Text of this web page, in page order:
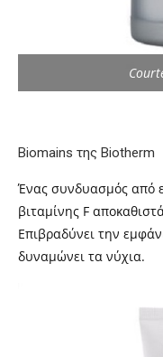
Biomains της Biotherm
Ένας συνδυασμός από
βιταμίνης F
Επιβραδύνει την
δυναμώνει τα νύχια.